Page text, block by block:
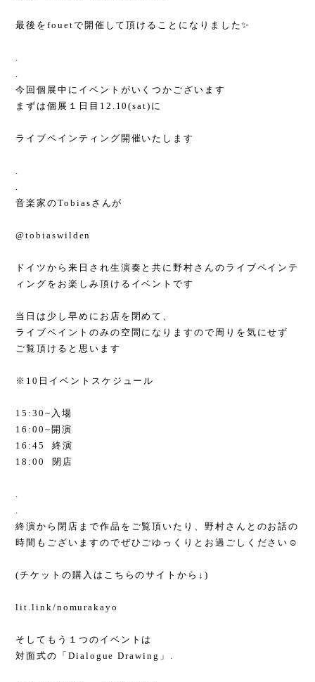
最後をfouetで開催して頂けることになりました✨
.
.
今回個展中にイベントがいくつかございます
まずは個展１日目12.10(sat)に
ライブペインティング開催いたします
.
.
音楽家のTobiasさんが
@tobiaswilden
ドイツから来日され生演奏と共に野村さんのライブペインテ
ィングをお楽しみ頂けるイベントです
当日は少し早めにお店を閉めて、
ライブペイントのみの空間になりますので周りを気にせず
ご覧頂けると思います
※10日イベントスケジュール
15:30~入場
16:00~開演
16:45 終演
18:00 閉店
.
.
終演から閉店まで作品をご覧頂いたり、野村さんとのお話の
時間もございますのでぜひごゆっくりとお過ごしください☺️
(チケットの購入はこちらのサイトから↓)
lit.link/nomurakayo
そしてもう１つのイベントは
対面式の「Dialogue Drawing」.